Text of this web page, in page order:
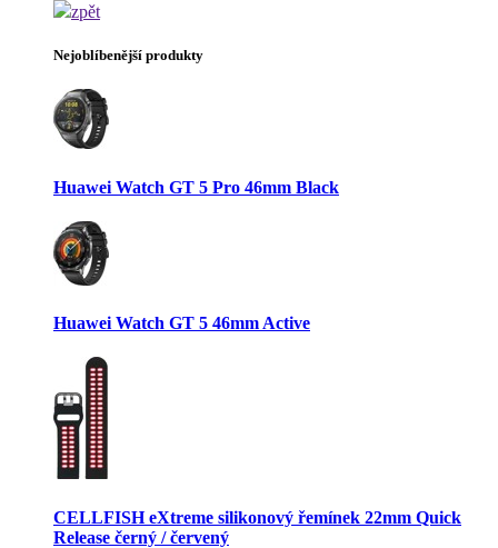
zpět
Nejoblíbenější produkty
Huawei Watch GT 5 Pro 46mm Black
Huawei Watch GT 5 46mm Active
CELLFISH eXtreme silikonový řemínek 22mm Quick
Release černý / červený